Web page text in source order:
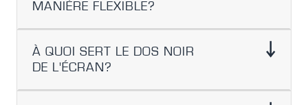
MANIÈRE FLEXIBLE?
À QUOI SERT LE DOS NOIR
DE L'ÉCRAN?